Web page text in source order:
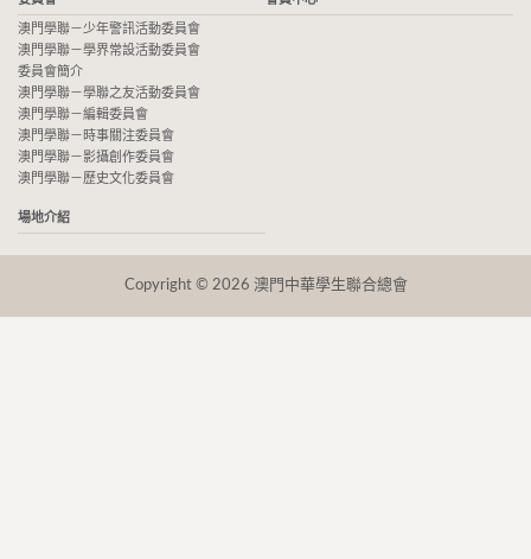
澳門學聯－少年警訊活動委員會
澳門學聯－學界常設活動委員會
委員會簡介
澳門學聯－學聯之友活動委員會
澳門學聯－編輯委員會
澳門學聯－時事關注委員會
澳門學聯－影攝創作委員會
澳門學聯－歷史文化委員會
場地介紹
Copyright © 2026 澳門中華學生聯合總會